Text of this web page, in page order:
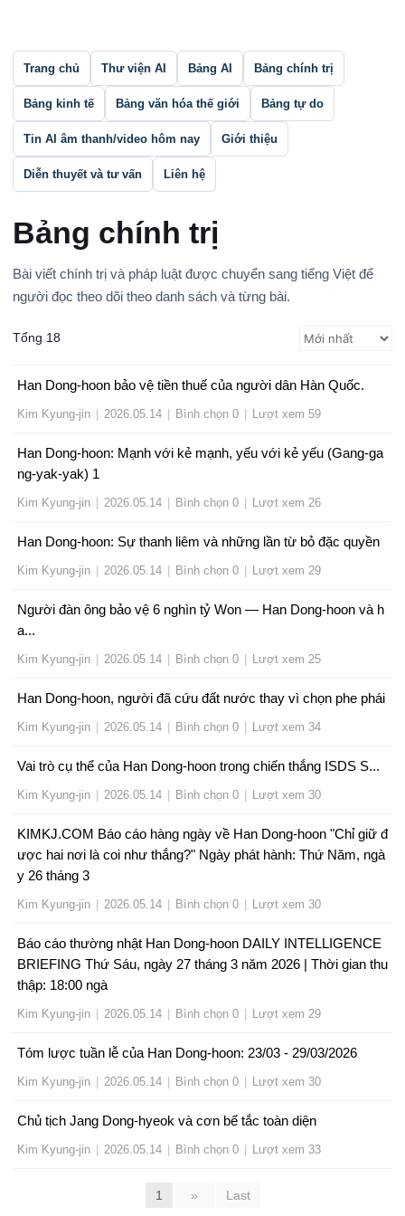
nội
dungTrang chủ Thư viện AI Bảng AI Bảng chính trị
Bảng kinh tế Bảng văn hóa thế giới Bảng tự do
Tin AI âm thanh/video hôm nay Giới thiệu
Diễn thuyết và tư vấn Liên hệ
Bảng chính trị
Bài viết chính trị và pháp luật được chuyển sang tiếng Việt để
người đọc theo dõi theo danh sách và từng bài.
Tổng 18
Han Dong-hoon bảo vệ tiền thuế của người dân Hàn Quốc.
Kim Kyung-jin 2026.05.14 Bình chọn 0 Lượt xem 59
Han Dong-hoon: Mạnh với kẻ mạnh, yếu với kẻ yếu (Gang-ga
ng-yak-yak) 1
Kim Kyung-jin 2026.05.14 Bình chọn 0 Lượt xem 26
Han Dong-hoon: Sự thanh liêm và những lần từ bỏ đặc quyền
Kim Kyung-jin 2026.05.14 Bình chọn 0 Lượt xem 29
Người đàn ông bảo vệ 6 nghìn tỷ Won — Han Dong-hoon và h
a...
Kim Kyung-jin 2026.05.14 Bình chọn 0 Lượt xem 25
Han Dong-hoon, người đã cứu đất nước thay vì chọn phe phái
Kim Kyung-jin 2026.05.14 Bình chọn 0 Lượt xem 34
Vai trò cụ thể của Han Dong-hoon trong chiến thắng ISDS S...
Kim Kyung-jin 2026.05.14 Bình chọn 0 Lượt xem 30
KIMKJ.COM Báo cáo hàng ngày về Han Dong-hoon "Chỉ giữ đ
ược hai nơi là coi như thắng?" Ngày phát hành: Thứ Năm, ngà
y 26 tháng 3
Kim Kyung-jin 2026.05.14 Bình chọn 0 Lượt xem 30
Báo cáo thường nhật Han Dong-hoon DAILY INTELLIGENCE
BRIEFING Thứ Sáu, ngày 27 tháng 3 năm 2026 | Thời gian thu
thập: 18:00 ngà
Kim Kyung-jin 2026.05.14 Bình chọn 0 Lượt xem 29
Tóm lược tuần lễ của Han Dong-hoon: 23/03 - 29/03/2026
Kim Kyung-jin 2026.05.14 Bình chọn 0 Lượt xem 30
Chủ tịch Jang Dong-hyeok và cơn bế tắc toàn diện
Kim Kyung-jin 2026.05.14 Bình chọn 0 Lượt xem 33
1 » Last